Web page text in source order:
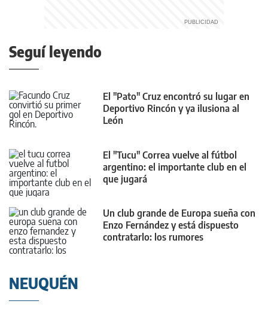
Seguí leyendo
El "Pato" Cruz encontró su lugar en
Deportivo Rincón y ya ilusiona al
León
El "Tucu" Correa vuelve al fútbol
argentino: el importante club en el
que jugará
Un club grande de Europa sueña con
Enzo Fernández y está dispuesto
contratarlo: los rumores
NEUQUÉN